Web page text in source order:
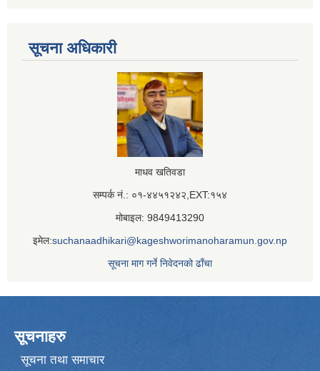
सूचना अधिकारी
माधव खतिवडा
सम्पर्क नं.: ०१-४४५१२४२,EXT:१५४
मोबाइल: 9849413290
इमेल:suchanaadhikari@kageshworimanoharamun.gov.np
सूचना माग गर्ने निवेदनको ढाँचा
सूचनाहरु
सूचना तथा समाचार